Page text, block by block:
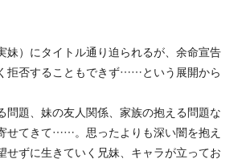
妹）にタイトル通り迫られるが、余命宣告
拒否することもできず……という展開から
問題、妹の友人関係、家族の抱える問題な
せてきて……。思ったよりも深い闇を抱え
せずに生きていく兄妹、キャラが立ってお